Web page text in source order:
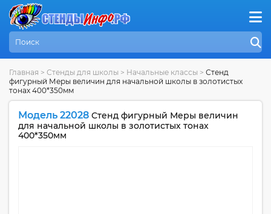
Главная > Стенды для школы > Начальные классы > Стенд
фигурный Меры величин для начальной школы в золотистых
тонах 400*350мм
Модель 22028 Стенд фигурный Меры величин
для начальной школы в золотистых тонах
400*350мм